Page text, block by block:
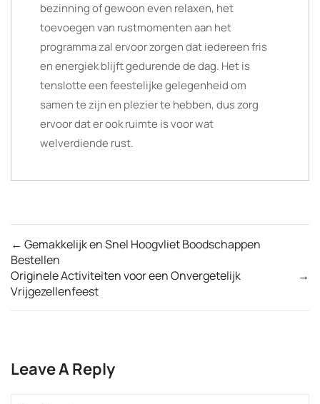
bezinning of gewoon even relaxen, het
toevoegen van rustmomenten aan het
programma zal ervoor zorgen dat iedereen fris
en energiek blijft gedurende de dag. Het is
tenslotte een feestelijke gelegenheid om
samen te zijn en plezier te hebben, dus zorg
ervoor dat er ook ruimte is voor wat
welverdiende rust.
← Gemakkelijk en Snel Hoogvliet Boodschappen
Bestellen
→
Originele Activiteiten voor een Onvergetelijk
Vrijgezellenfeest
Leave A Reply